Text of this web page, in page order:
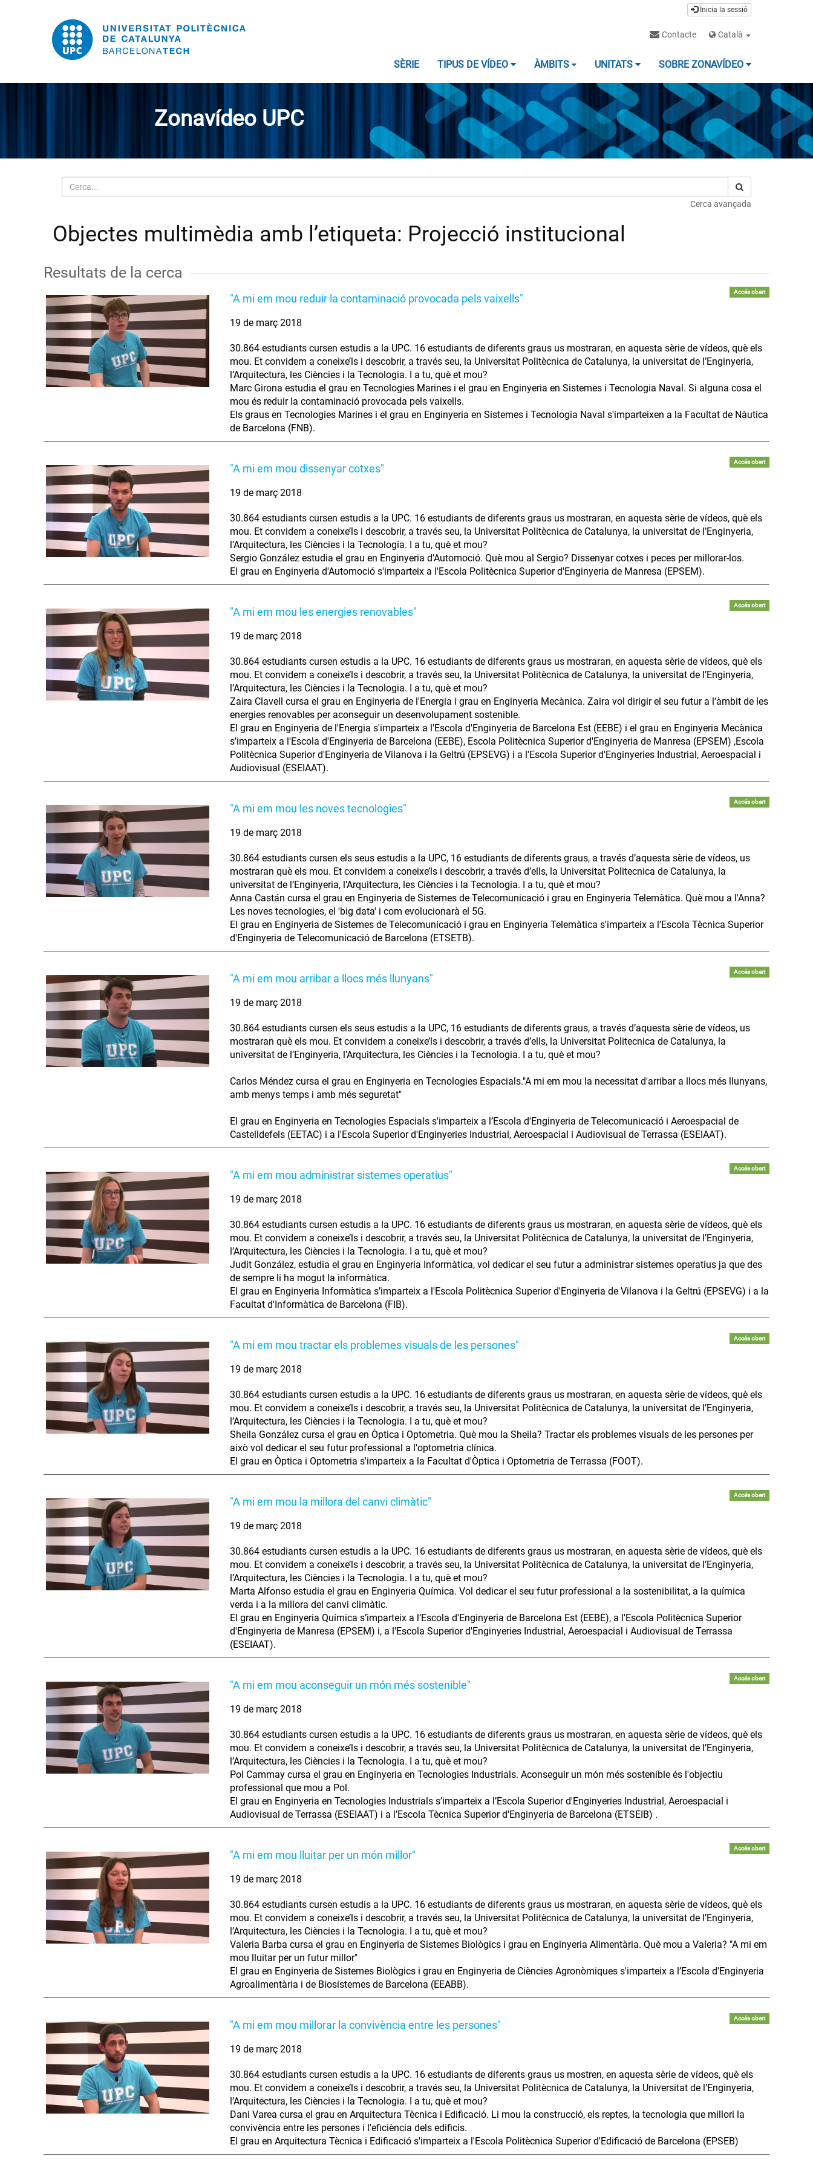
Inicia la sessió
Contacte Català
SÈRIE TIPUS DE VÍDEO ÀMBITS UNITATS SOBRE ZONAVÍDEO
Zonavídeo UPC
Cerca
Cerca avançada
Objectes multimèdia amb l’etiqueta: Projecció institucional
Resultats de la cerca
"A mi em mou reduir la contaminació provocada pels vaixells"
Accés obert
19 de març 2018
30.864 estudiants cursen estudis a la UPC. 16 estudiants de diferents graus us mostraran, en aquesta sèrie de vídeos, què els
mou. Et convidem a coneixe’ls i descobrir, a través seu, la Universitat Politècnica de Catalunya, la universitat de l’Enginyeria,
l’Arquitectura, les Ciències i la Tecnologia. I a tu, què et mou?
Marc Girona estudia el grau en Tecnologies Marines i el grau en Enginyeria en Sistemes i Tecnologia Naval. Si alguna cosa el
mou és reduir la contaminació provocada pels vaixells.
Els graus en Tecnologies Marines i el grau en Enginyeria en Sistemes i Tecnologia Naval s'imparteixen a la Facultat de Nàutica
de Barcelona (FNB).
"A mi em mou dissenyar cotxes"
Accés obert
19 de març 2018
30.864 estudiants cursen estudis a la UPC. 16 estudiants de diferents graus us mostraran, en aquesta sèrie de vídeos, què els
mou. Et convidem a coneixe’ls i descobrir, a través seu, la Universitat Politècnica de Catalunya, la universitat de l’Enginyeria,
l’Arquitectura, les Ciències i la Tecnologia. I a tu, què et mou?
Sergio González estudia el grau en Enginyeria d'Automoció. Què mou al Sergio? Dissenyar cotxes i peces per millorar-los.
El grau en Enginyeria d'Automoció s'imparteix a l'Escola Politècnica Superior d'Enginyeria de Manresa (EPSEM).
"A mi em mou les energies renovables"
Accés obert
19 de març 2018
30.864 estudiants cursen estudis a la UPC. 16 estudiants de diferents graus us mostraran, en aquesta sèrie de vídeos, què els
mou. Et convidem a coneixe’ls i descobrir, a través seu, la Universitat Politècnica de Catalunya, la universitat de l’Enginyeria,
l’Arquitectura, les Ciències i la Tecnologia. I a tu, què et mou?
Zaira Clavell cursa el grau en Enginyeria de l'Energia i grau en Enginyeria Mecànica. Zaira vol dirigir el seu futur a l'àmbit de les
energies renovables per aconseguir un desenvolupament sostenible.
El grau en Enginyeria de l'Energia s'imparteix a l'Escola d'Enginyeria de Barcelona Est (EEBE) i el grau en Enginyeria Mecànica
s'imparteix a l'Escola d'Enginyeria de Barcelona (EEBE), Escola Politècnica Superior d'Enginyeria de Manresa (EPSEM) ,Escola
Politècnica Superior d'Enginyeria de Vilanova i la Geltrú (EPSEVG) i a l'Escola Superior d'Enginyeries Industrial, Aeroespacial i
Audiovisual (ESEIAAT).
"A mi em mou les noves tecnologies"
Accés obert
19 de març 2018
30.864 estudiants cursen els seus estudis a la UPC, 16 estudiants de diferents graus, a través d’aquesta sèrie de vídeos, us
mostraran què els mou. Et convidem a coneixe’ls i descobrir, a través d’ells, la Universitat Politecnica de Catalunya, la
universitat de l’Enginyeria, l’Arquitectura, les Ciències i la Tecnologia. I a tu, què et mou?
Anna Castán cursa el grau en Enginyeria de Sistemes de Telecomunicació i grau en Enginyeria Telemàtica. Què mou a l'Anna?
Les noves tecnologies, el 'big data' i com evolucionarà el 5G.
El grau en Enginyeria de Sistemes de Telecomunicació i grau en Enginyeria Telemàtica s'imparteix a l’Escola Tècnica Superior
d'Enginyeria de Telecomunicació de Barcelona (ETSETB).
"A mi em mou arribar a llocs més llunyans"
Accés obert
19 de març 2018
30.864 estudiants cursen els seus estudis a la UPC, 16 estudiants de diferents graus, a través d’aquesta sèrie de vídeos, us
mostraran què els mou. Et convidem a coneixe’ls i descobrir, a través d’ells, la Universitat Politecnica de Catalunya, la
universitat de l’Enginyeria, l’Arquitectura, les Ciències i la Tecnologia. I a tu, què et mou?
Carlos Méndez cursa el grau en Enginyeria en Tecnologies Espacials."A mi em mou la necessitat d'arribar a llocs més llunyans,
amb menys temps i amb més seguretat"
El grau en Enginyeria en Tecnologies Espacials s'imparteix a l’Escola d'Enginyeria de Telecomunicació i Aeroespacial de
Castelldefels (EETAC) i a l'Escola Superior d'Enginyeries Industrial, Aeroespacial i Audiovisual de Terrassa (ESEIAAT).
"A mi em mou administrar sistemes operatius"
Accés obert
19 de març 2018
30.864 estudiants cursen estudis a la UPC. 16 estudiants de diferents graus us mostraran, en aquesta sèrie de vídeos, què els
mou. Et convidem a coneixe’ls i descobrir, a través seu, la Universitat Politècnica de Catalunya, la universitat de l’Enginyeria,
l’Arquitectura, les Ciències i la Tecnologia. I a tu, què et mou?
Judit González, estudia el grau en Enginyeria Informàtica, vol dedicar el seu futur a administrar sistemes operatius ja que des
de sempre li ha mogut la informàtica.
El grau en Enginyeria Informàtica s’imparteix a l'Escola Politècnica Superior d'Enginyeria de Vilanova i la Geltrú (EPSEVG) i a la
Facultat d'Informàtica de Barcelona (FIB).
"A mi em mou tractar els problemes visuals de les persones"
Accés obert
19 de març 2018
30.864 estudiants cursen estudis a la UPC. 16 estudiants de diferents graus us mostraran, en aquesta sèrie de vídeos, què els
mou. Et convidem a coneixe’ls i descobrir, a través seu, la Universitat Politècnica de Catalunya, la universitat de l’Enginyeria,
l’Arquitectura, les Ciències i la Tecnologia. I a tu, què et mou?
Sheila González cursa el grau en Òptica i Optometria. Què mou la Sheila? Tractar els problemes visuals de les persones per
això vol dedicar el seu futur professional a l'optometria clínica.
El grau en Òptica i Optometria s'imparteix a la Facultat d'Òptica i Optometria de Terrassa (FOOT).
"A mi em mou la millora del canvi climàtic"
Accés obert
19 de març 2018
30.864 estudiants cursen estudis a la UPC. 16 estudiants de diferents graus us mostraran, en aquesta sèrie de vídeos, què els
mou. Et convidem a coneixe’ls i descobrir, a través seu, la Universitat Politècnica de Catalunya, la universitat de l’Enginyeria,
l’Arquitectura, les Ciències i la Tecnologia. I a tu, què et mou?
Marta Alfonso estudia el grau en Enginyeria Química. Vol dedicar el seu futur professional a la sostenibilitat, a la química
verda i a la millora del canvi climàtic.
El grau en Enginyeria Química s’imparteix a l’Escola d'Enginyeria de Barcelona Est (EEBE), a l'Escola Politècnica Superior
d'Enginyeria de Manresa (EPSEM) i, a l’Escola Superior d'Enginyeries Industrial, Aeroespacial i Audiovisual de Terrassa
(ESEIAAT).
"A mi em mou aconseguir un món més sostenible"
Accés obert
19 de març 2018
30.864 estudiants cursen estudis a la UPC. 16 estudiants de diferents graus us mostraran, en aquesta sèrie de vídeos, què els
mou. Et convidem a coneixe’ls i descobrir, a través seu, la Universitat Politècnica de Catalunya, la universitat de l’Enginyeria,
l’Arquitectura, les Ciències i la Tecnologia. I a tu, què et mou?
Pol Cammay cursa el grau en Enginyeria en Tecnologies Industrials. Aconseguir un món més sostenible és l'objectiu
professional que mou a Pol.
El grau en Enginyeria en Tecnologies Industrials s’imparteix a l’Escola Superior d'Enginyeries Industrial, Aeroespacial i
Audiovisual de Terrassa (ESEIAAT) i a l’Escola Tècnica Superior d'Enginyeria de Barcelona (ETSEIB) .
"A mi em mou lluitar per un món millor"
Accés obert
19 de març 2018
30.864 estudiants cursen estudis a la UPC. 16 estudiants de diferents graus us mostraran, en aquesta sèrie de vídeos, què els
mou. Et convidem a coneixe’ls i descobrir, a través seu, la Universitat Politècnica de Catalunya, la universitat de l’Enginyeria,
l’Arquitectura, les Ciències i la Tecnologia. I a tu, què et mou?
Valeria Barba cursa el grau en Enginyeria de Sistemes Biològics i grau en Enginyeria Alimentària. Què mou a Valeria? "A mi em
mou lluitar per un futur millor"
El grau en Enginyeria de Sistemes Biològics i grau en Enginyeria de Ciències Agronòmiques s'imparteix a l’Escola d'Enginyeria
Agroalimentària i de Biosistemes de Barcelona (EEABB).
"A mi em mou millorar la convivència entre les persones"
Accés obert
19 de març 2018
30.864 estudiants cursen estudis a la UPC. 16 estudiants de diferents graus us mostren, en aquesta sèrie de vídeos, què els
mou. Et convidem a coneixe’ls i descobrir, a través seu, la Universitat Politècnica de Catalunya, la Universitat de l’Enginyeria,
l’Arquitectura, les Ciències i la Tecnologia. I a tu, què et mou?
Dani Varea cursa el grau en Arquitectura Tècnica i Edificació. Li mou la construcció, els reptes, la tecnologia que millori la
convivència entre les persones i l'eficiència dels edificis.
El grau en Arquitectura Tècnica i Edificació s'imparteix a l'Escola Politècnica Superior d'Edificació de Barcelona (EPSEB)